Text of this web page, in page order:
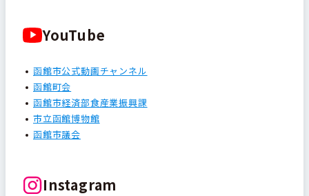
YouTube
函館市公式動画チャンネル
函館町会
函館市経済部食産業振興課
市立函館博物館
函館市議会
Instagram